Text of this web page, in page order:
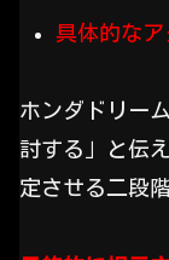
具体的なア
ホンダドリー
討する」と伝
定させる二段